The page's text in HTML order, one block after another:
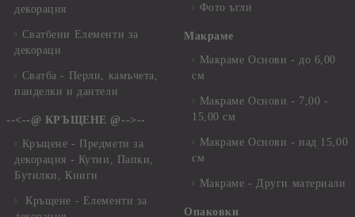
декорация
Сватбени Елементи за
декораци
Сватба - Перли, камъчета,
панделки и дантели
--<--@ КРЪЩЕНЕ @-->--
Кръщене - Предмети за
декорация - Кутии, Папки,
Бутилки, Книги
Кръщене - Елементи за
Фото ъгли
Макраме
Макраме Основи - до 6,00
см
Макраме Основи - 7,00 -
15,00 см
Макраме Основи - над 15,00
см
Макраме - Други материали
Опаковки